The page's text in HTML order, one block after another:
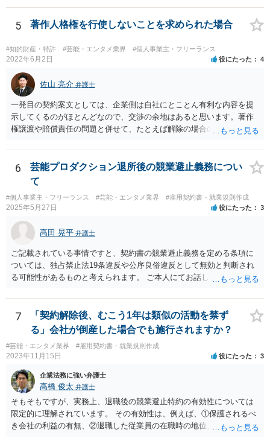
護士に直接相談・依頼し、事務所側と交渉にあたってもらう方法もあ
るかと思います。 （参考）「⼈材分野における公正取引委員会の取
組」（令和元年９月２５日 公正取引委員会）６頁 https://www.jftc.g
5 著作人格権を行使しないことを求められた場合
#知的財産・特許 #芸能・エンタメ業界 #個人事業主・フリーランス
2022年6月2日 役にたった 4
佐山 亮介 弁護士
一発目の契約案文としては、企業側は自社にとことん有利な内容を提
示してくるのがほとんどなので、交渉の余地はあると思います。著作
権譲渡や賠償責任の問題と併せて、たとえば解除の場合のクリエータ
ます（実際、民法の原則では一方的な委任契約の解除には、必要に応
じて損害の補償をしなければならないと定められています。） ただ、
そこで「これはうちの定型書式なので変更できない」といった趣旨の
して契約を見送られた方が良いように思います。
6
芸能プロダクション退所後の競業避止義務につい
て
#個人事業主・フリーランス #芸能・エンタメ業界 #雇用契約書・就業規則作成
2025年5月27日 役にたった 3
髙田 晃平 弁護士
ご記載されている事情ですと、契約書の競業避止義務を定める条項に
ついては、独占禁止法19条違反や公序良俗違反として無効と判断され
る可能性があるものと考えられます。 ご本人にてお話しを進められる
で、弁護士を通じて交渉することも選択肢として取り得るかと思われ
ます。
7
「契約解除後、むこう1年は類似の活動を禁ず
る」会社が倒産した場合でも施行されますか？
#芸能・エンタメ業界 #雇用契約書・就業規則作成
2023年11月15日 役にたった 3
企業法務に強い弁護士
髙橋 俊太 弁護士
そもそもですが、実務上、退職後の競業避止特約の有効性については
限定的に理解されています。 その有効性は、例えば、①保護されるべ
き会社の利益の有無、②退職した従業員の在職時の地位、③地域的限